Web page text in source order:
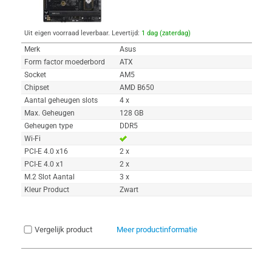
Uit eigen voorraad leverbaar. Levertijd: 1 dag (zaterdag)
Merk
Asus
Form factor moederbord
ATX
Socket
AM5
Chipset
AMD B650
Aantal geheugen slots
4 x
Max. Geheugen
128 GB
Geheugen type
DDR5
Wi-Fi
PCI-E 4.0 x16
2 x
PCI-E 4.0 x1
2 x
M.2 Slot Aantal
3 x
Kleur Product
Zwart
Vergelijk product Meer productinformatie